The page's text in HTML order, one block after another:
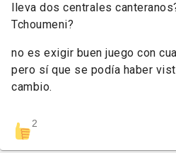
lleva dos centrales
Tchoumeni?
no es exigir buen juego con
pero sí que se podía haber
cambio.
2